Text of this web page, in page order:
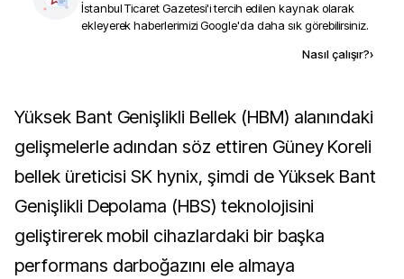
İstanbul Ticaret Gazetesi'i tercih edilen kaynak olarak
ekleyerek haberlerimizi Google'da daha sık görebilirsiniz.
Nasıl çalışır?›
Yüksek Bant Genişlikli Bellek (HBM) alanındaki
gelişmelerle adından söz ettiren Güney Koreli
bellek üreticisi SK hynix, şimdi de Yüksek Bant
Genişlikli Depolama (HBS) teknolojisini
geliştirerek mobil cihazlardaki bir başka
performans darboğazını ele almaya